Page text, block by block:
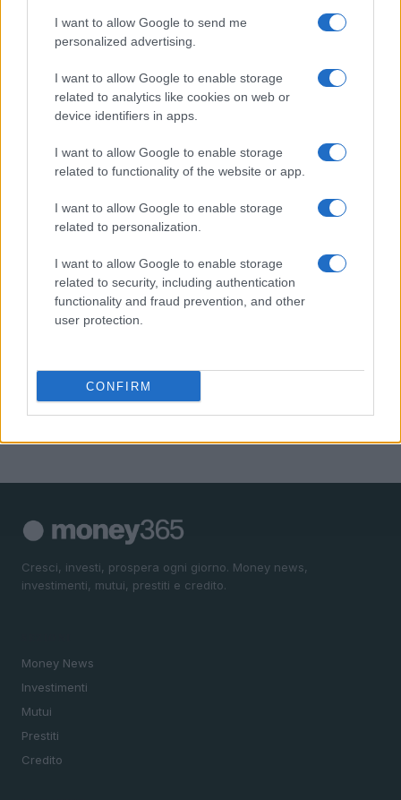
I want to allow Google to send me
personalized advertising.
I want to allow Google to enable storage
related to analytics like cookies on web or
device identifiers in apps.
I want to allow Google to enable storage
related to functionality of the website or app.
I want to allow Google to enable storage
related to personalization.
I want to allow Google to enable storage
related to security, including authentication
functionality and fraud prevention, and other
user protection.
CONFIRM
E-wallet con cashback e conti remunerati: guida alla
scelta sicura
Crypto lending: come funziona, rischi chiave e regole
Sport e investimenti: Milano guida la classifica della
E-wallet con cashback e conti remunerati: guida alla
Tokenizzazione dei fondi monetari: come cambia la
5
Novembre 2026: Educazione Finanziaria, Assicurativa
e Previdenziale
Cresci, investi, prospera ogni giorno. Money news,
investimenti, mutui, prestiti e credito.
Money News
Investimenti
Mutui
Prestiti
Credito